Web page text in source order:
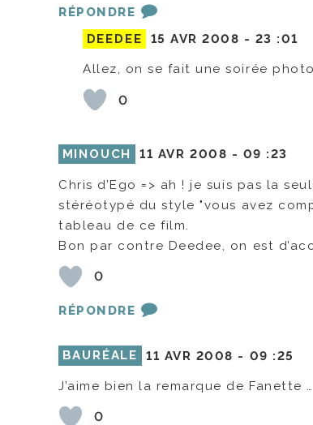
RÉPONDRE
DEEDEE
15 AVR 2008 - 23 :01
Allez, on se fait une soirée
0
MINOUCH 11 AVR 2008 - 09 :23
Chris d’Ego => ah ! je suis pas la
stéréotypé du style "vous avez
tableau de ce film.
Bon par contre Deedee, on est
0
RÉPONDRE
BAURÉALE 11 AVR 2008 - 09 :25
J’aime bien la remarque de Fanette
0